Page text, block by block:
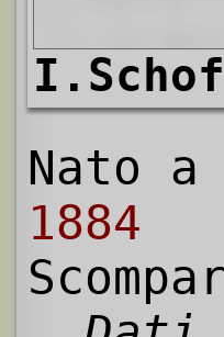
Nato a
1884